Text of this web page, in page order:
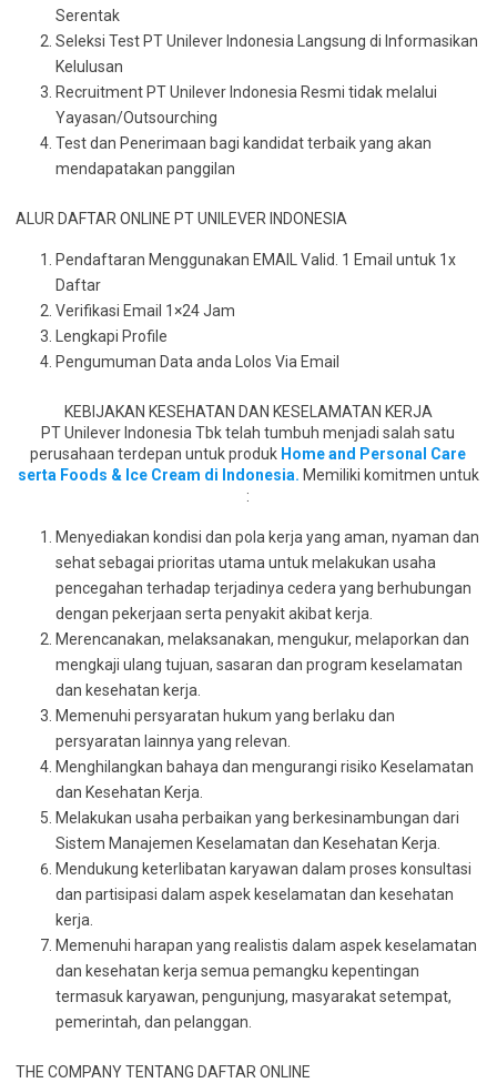
Serentak
Seleksi Test PT Unilever Indonesia Langsung di Informasikan
Kelulusan
Recruitment PT Unilever Indonesia Resmi tidak melalui
Yayasan/Outsourching
Test dan Penerimaan bagi kandidat terbaik yang akan
mendapatakan panggilan
ALUR DAFTAR ONLINE PT UNILEVER INDONESIA
Pendaftaran Menggunakan EMAIL Valid. 1 Email untuk 1x
Daftar
Verifikasi Email 1×24 Jam
Lengkapi Profile
Pengumuman Data anda Lolos Via Email
KEBIJAKAN KESEHATAN DAN KESELAMATAN KERJA
PT Unilever Indonesia Tbk telah tumbuh menjadi salah satu
perusahaan terdepan untuk produk Home and Personal Care
serta Foods & Ice Cream di Indonesia. Memiliki komitmen untuk
:
Menyediakan kondisi dan pola kerja yang aman, nyaman dan
sehat sebagai prioritas utama untuk melakukan usaha
pencegahan terhadap terjadinya cedera yang berhubungan
dengan pekerjaan serta penyakit akibat kerja.
Merencanakan, melaksanakan, mengukur, melaporkan dan
mengkaji ulang tujuan, sasaran dan program keselamatan
dan kesehatan kerja.
Memenuhi persyaratan hukum yang berlaku dan
persyaratan lainnya yang relevan.
Menghilangkan bahaya dan mengurangi risiko Keselamatan
dan Kesehatan Kerja.
Melakukan usaha perbaikan yang berkesinambungan dari
Sistem Manajemen Keselamatan dan Kesehatan Kerja.
Mendukung keterlibatan karyawan dalam proses konsultasi
dan partisipasi dalam aspek keselamatan dan kesehatan
kerja.
Memenuhi harapan yang realistis dalam aspek keselamatan
dan kesehatan kerja semua pemangku kepentingan
termasuk karyawan, pengunjung, masyarakat setempat,
pemerintah, dan pelanggan.
THE COMPANY TENTANG DAFTAR ONLINE